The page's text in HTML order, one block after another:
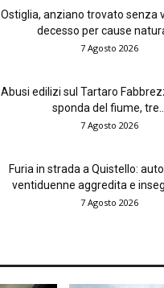
Ostiglia, anziano trovato senza
decesso per cause
7 Agosto 2026
Abusi edilizi sul Tartaro
sponda del fiume,
7 Agosto 2026
Furia in strada a Quistello:
ventiduenne aggredita e
7 Agosto 2026